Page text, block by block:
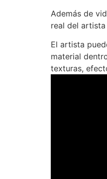
Además de
real del
El artista
material
texturas,